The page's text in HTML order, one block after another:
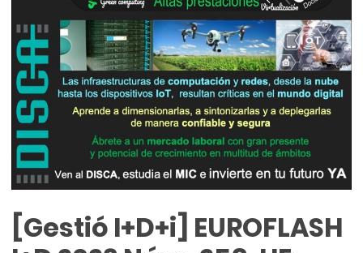
[Gestió I+D+i] EUROFLASH